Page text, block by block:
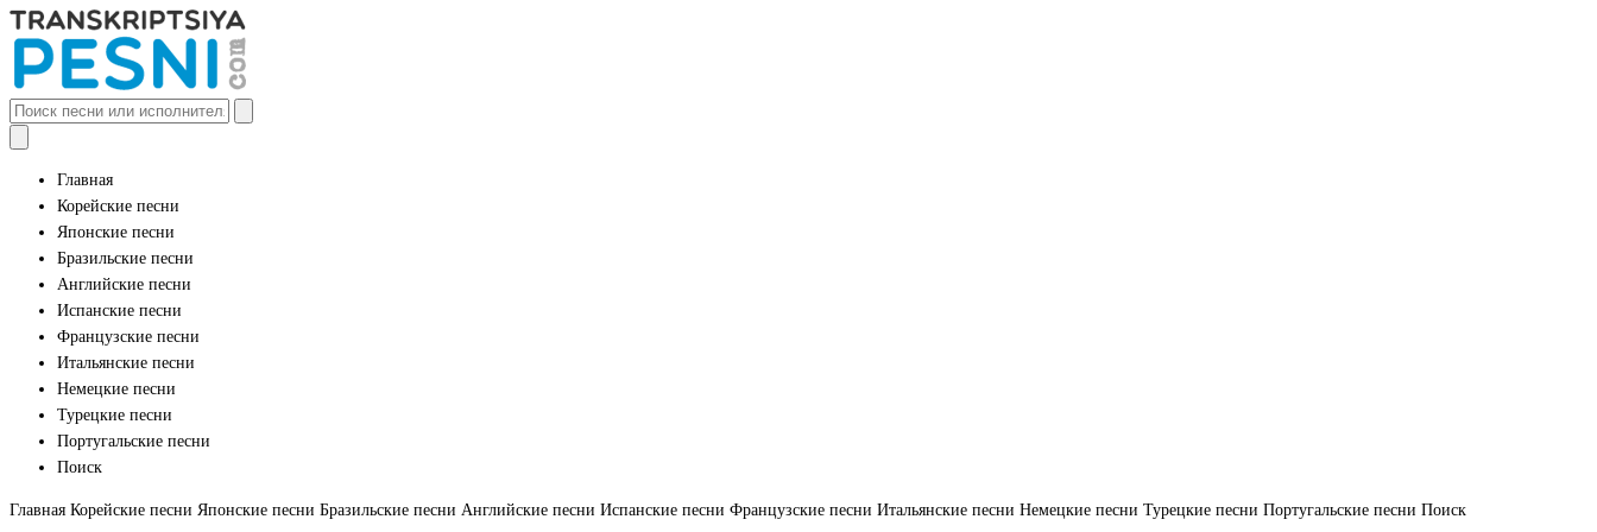
Главная
Корейские песни
Японские песни
Бразильские песни
Английские песни
Испанские песни
Французские песни
Итальянские песни
Немецкие песни
Турецкие песни
Португальские песни
Поиск
Главная Корейские песни Японские песни Бразильские песни Английские песни Испанские песни Французские песни Итальянские песни Немецкие песни Турецкие песни Португальские песни Поиск